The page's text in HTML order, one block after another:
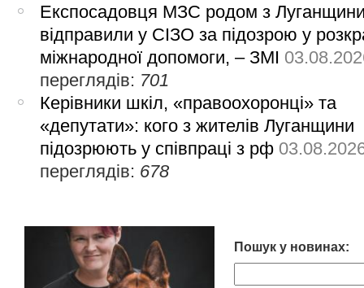
Експосадовця МЗС родом з
відправили у СІЗО за підозрою у
міжнародної допомоги, – ЗМІ
переглядів: 701
Керівники шкіл, «правоохоронці» та
«депутати»: кого з жителів Луганщини
підозрюють у співпраці з рф
переглядів: 678
Пошук у новинах: